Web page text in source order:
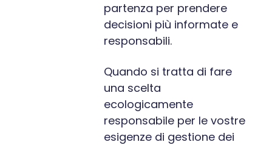
partenza per prendere
decisioni più informate e
responsabili.
Quando si tratta di fare
una scelta
ecologicamente
responsabile per le vostre
esigenze di gestione dei